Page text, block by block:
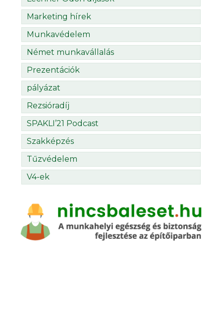
Marketing hírek
Munkavédelem
Német munkavállalás
Prezentációk
pályázat
Rezsióradíj
SPAKLI’21 Podcast
Szakképzés
Tűzvédelem
V4-ek